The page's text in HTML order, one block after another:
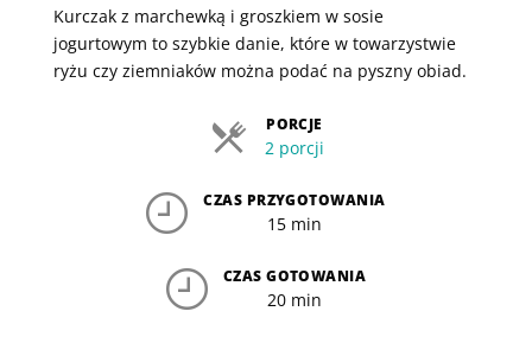
Kurczak z marchewką i groszkiem w sosie
jogurtowym to szybkie danie, które w towarzystwie
ryżu czy ziemniaków można podać na pyszny obiad.
PORCJE
2 porcji
CZAS PRZYGOTOWANIA
15 min
CZAS GOTOWANIA
20 min